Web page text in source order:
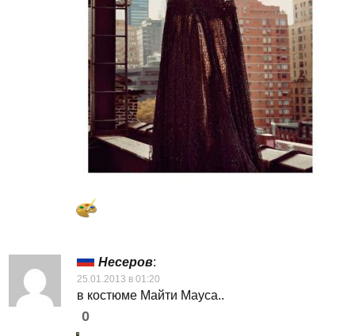
Несеров:
25.01.2013 в 01:20
в костюме Майти Мауса..
0